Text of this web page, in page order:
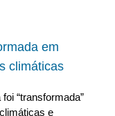
em
climáticas
“transformada”
e